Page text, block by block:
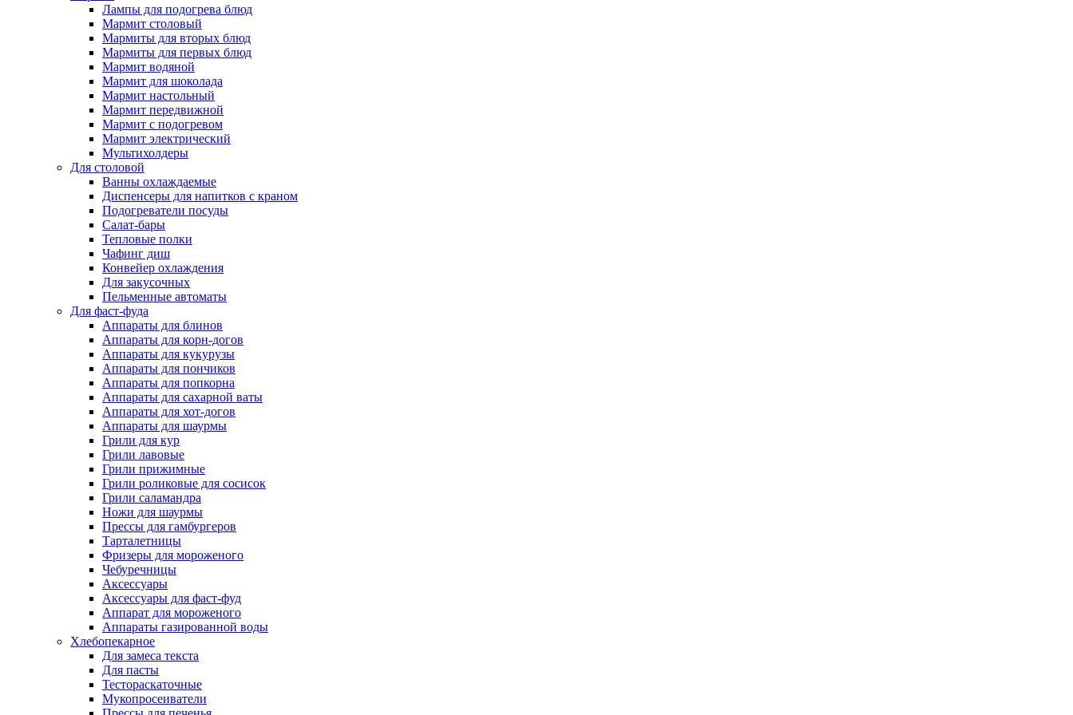
Лампы для подогрева блюд
Мармит столовый
Мармиты для вторых блюд
Мармиты для первых блюд
Мармит водяной
Мармит для шоколада
Мармит настольный
Мармит передвижной
Мармит с подогревом
Мармит электрический
Мультихолдеры
Для столовой
Ванны охлаждаемые
Диспенсеры для напитков с краном
Подогреватели посуды
Салат-бары
Тепловые полки
Чафинг диш
Конвейер охлаждения
Для закусочных
Пельменные автоматы
Для фаст-фуда
Аппараты для блинов
Аппараты для корн-догов
Аппараты для кукурузы
Аппараты для пончиков
Аппараты для попкорна
Аппараты для сахарной ваты
Аппараты для хот-догов
Аппараты для шаурмы
Грили для кур
Грили лавовые
Грили прижимные
Грили роликовые для сосисок
Грили саламандра
Ножи для шаурмы
Прессы для гамбургеров
Тарталетницы
Фризеры для мороженого
Чебуречницы
Аксессуары
Аксессуары для фаст-фуд
Аппарат для мороженого
Аппараты газированной воды
Хлебопекарное
Для замеса текста
Для пасты
Тестораскаточные
Мукопросеиватели